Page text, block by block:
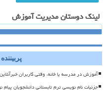
لینک دوستان مدیریت آموزش
آموزش در مدرسه یا خانه، وقتی کاربران
جزئیات نام نویسی ترم تابستانی دانشجویان پیام